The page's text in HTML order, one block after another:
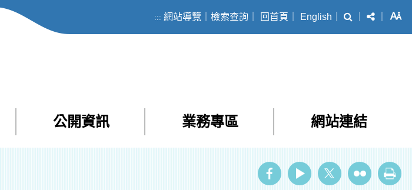
::: 網站導覽 檢索查詢 回首頁 English 搜尋 分享
公開資訊 業務專區 網站連結